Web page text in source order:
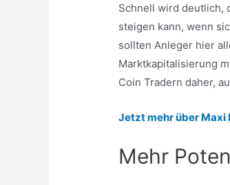
Schnell wird deutlich,
steigen kann, wenn
sollten Anleger hier
Marktkapitalisierung
Coin Tradern daher,
Jetzt mehr über Maxi
Mehr